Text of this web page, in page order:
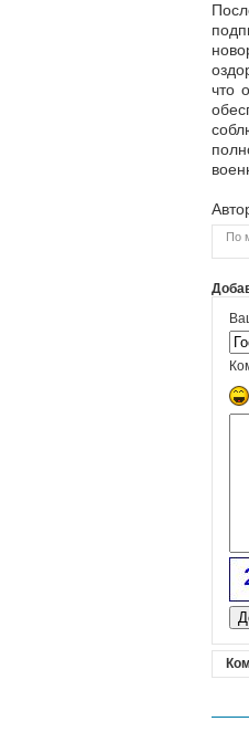
что
По